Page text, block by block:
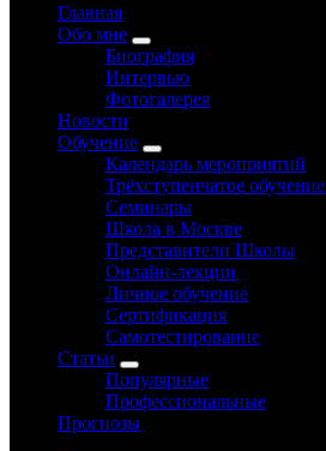
Главная
Обо мне
Биография
Интервью
Фотогалерея
Новости
Обучение
Календарь мероприятий
Трёхступенчатое обучение
Семинары
Школа в Москве
Представители Школы
Онлайн-лекции
Личное обучение
Сертификация
Самотестирование
Статьи
Популярные
Профессиональные
Прогнозы